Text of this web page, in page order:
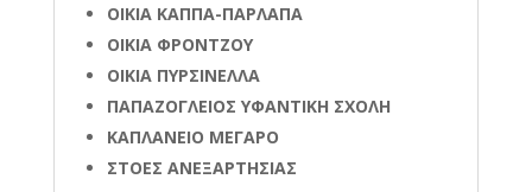
ΟΙΚΙΑ ΚΑΠΠΑ-ΠΑΡΛΑΠΑ
ΟΙΚΙΑ ΦΡΟΝΤΖΟΥ
ΟΙΚΙΑ ΠΥΡΣΙΝΕΛΛΑ
ΠΑΠΑΖΟΓΛΕΙΟΣ ΥΦΑΝΤΙΚΗ ΣΧΟΛΗ
ΚΑΠΛΑΝΕΙΟ ΜΕΓΑΡΟ
ΣΤΟΕΣ ΑΝΕΞΑΡΤΗΣΙΑΣ